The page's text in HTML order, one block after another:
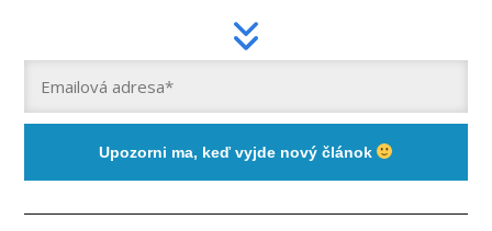
Upozorni ma, keď vyjde nový článok